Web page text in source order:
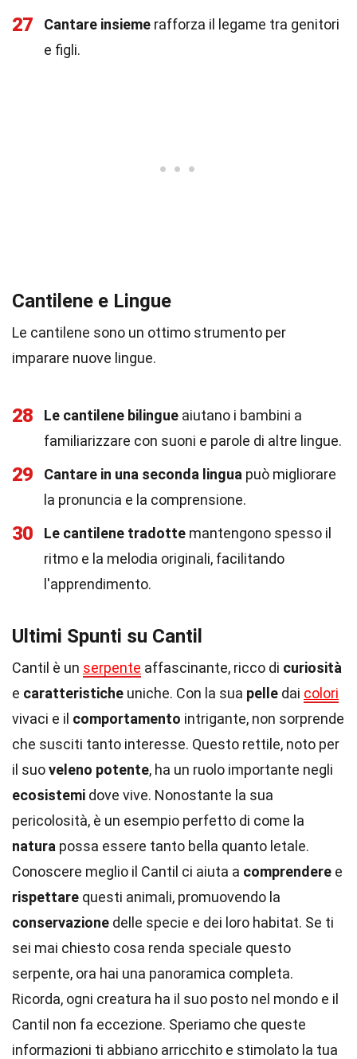
27 Cantare insieme rafforza il legame tra genitori
e figli.
Cantilene e Lingue
Le cantilene sono un ottimo strumento per
imparare nuove lingue.
28 Le cantilene bilingue aiutano i bambini a
familiarizzare con suoni e parole di altre lingue.
29 Cantare in una seconda lingua può migliorare
la pronuncia e la comprensione.
30 Le cantilene tradotte mantengono spesso il
ritmo e la melodia originali, facilitando
l'apprendimento.
Ultimi Spunti su Cantil
Cantil è un serpente affascinante, ricco di curiosità
e caratteristiche uniche. Con la sua pelle dai colori
vivaci e il comportamento intrigante, non sorprende
che susciti tanto interesse. Questo rettile, noto per
il suoveleno potente, ha un ruolo importante negli
ecosistemi dove vive. Nonostante la sua
pericolosità, è un esempio perfetto di come la
natura possa essere tanto bella quanto letale.
Conoscere meglio il Cantil ci aiuta a comprendere e
rispettare questi animali, promuovendo la
conservazione delle specie e dei loro habitat. Se ti
sei mai chiesto cosa renda speciale questo
serpente, ora hai una panoramica completa.
Ricorda, ogni creatura ha il suo posto nel mondo e il
Cantil non fa eccezione. Speriamo che queste
informazioni ti abbiano arricchito e stimolato la tua